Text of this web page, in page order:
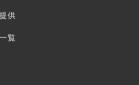
供
覧